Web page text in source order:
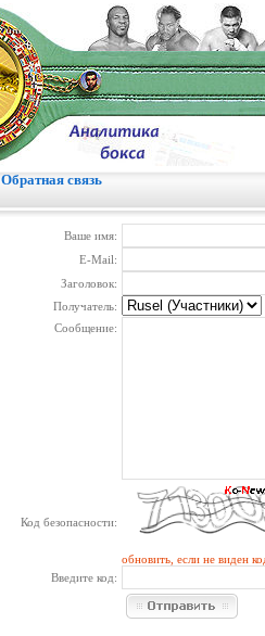
Обратная связь
Ваше имя:
E-Mail:
Заголовок:
Получатель:
Сообщение:
Код безопасности:
обновить, если не виден
Введите код: